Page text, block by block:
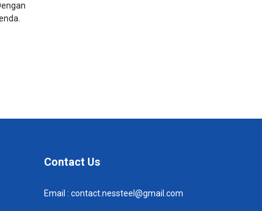
Contact Us
Email : contact.nessteel@gmail.com